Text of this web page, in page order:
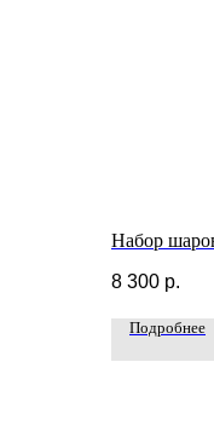
Набор
8 300 р.
Подробнее